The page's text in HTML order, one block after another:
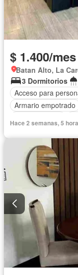
$ 1.400/mes
Batan Alto, La
3 Dormitorios
Acceso para
Armario empotrado
Garita de guardianía
Terraza
Hace 2 semanas, 5